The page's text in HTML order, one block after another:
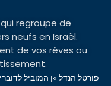
regroupe de
neufs en Israël.
de vos rêves ou
פורטל הנדל »ן המוביל